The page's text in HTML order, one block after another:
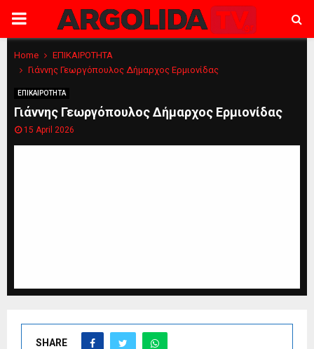
PRIMARY
MENU
Home
ΕΠΙΚΑΙΡΟΤΗΤΑ
Γιάννης Γεωργόπουλος Δήμαρχος Ερμιονίδας
ΕΠΙΚΑΙΡΟΤΗΤΑ
Γιάννης Γεωργόπουλος Δήμαρχος Ερμιονίδας
15 April 2026
SHARE